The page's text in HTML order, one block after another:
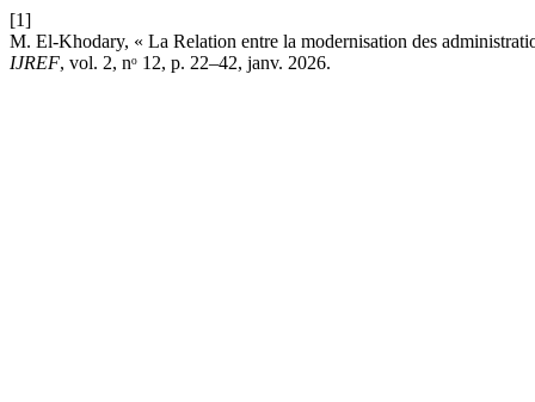
[1]
M. El-Khodary, « La Relation entre la modernisation des
IJREF, vol. 2, nᵒ 12, p. 22–42, janv. 2026.